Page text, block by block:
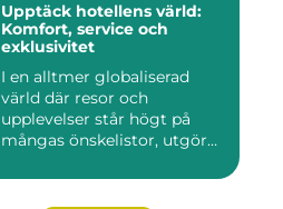
Upptäck hotellens värld:
Komfort, service och
exklusivitet
I en alltmer globaliserad
värld där resor och
upplevelser står högt på
mångas önskelistor, utgör